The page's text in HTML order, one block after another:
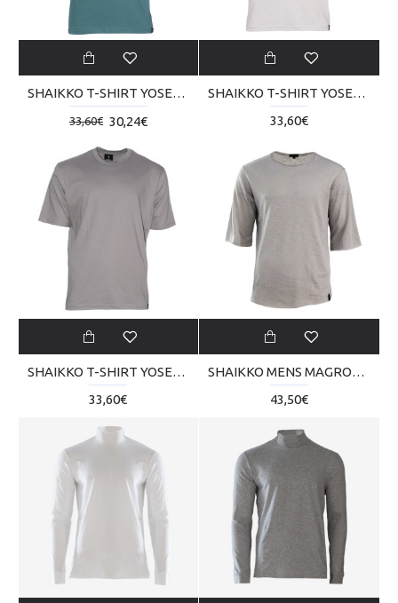
SHAIKKO T-SHIRT YOSEMITY SKU000TB01-5858
30,24€
33,60€
SHAIKKO T-SHIRT YOSEMITY SKU000TB01-0303
33,60€
SHAIKKO T-SHIRT YOSEMITY SKU000TB01-0202
33,60€
SHAIKKO MENS MAGROP T-SHIRT SKU000TT03-2727
43,50€